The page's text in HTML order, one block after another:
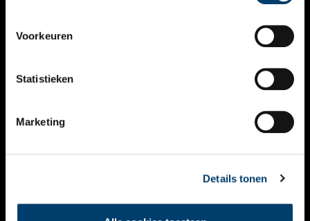
Voorkeuren
Statistieken
Marketing
Details tonen
KALENDER
THEMA’S
VIDEO’S
CONTACT